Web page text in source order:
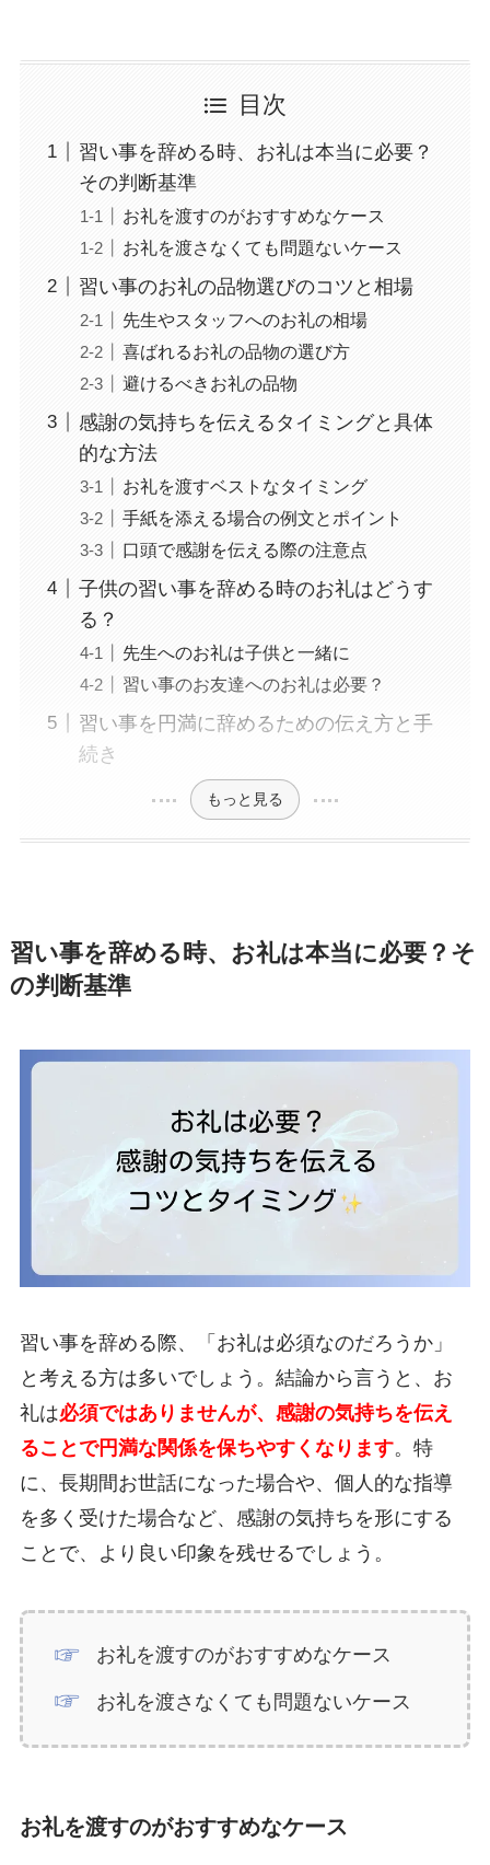
目次
習い事を辞める時、お礼は本当に必要？
その判断基準
お礼を渡すのがおすすめなケース
お礼を渡さなくても問題ないケース
習い事のお礼の品物選びのコツと相場
先生やスタッフへのお礼の相場
喜ばれるお礼の品物の選び方
避けるべきお礼の品物
感謝の気持ちを伝えるタイミングと具体
的な方法
お礼を渡すベストなタイミング
手紙を添える場合の例文とポイント
口頭で感謝を伝える際の注意点
子供の習い事を辞める時のお礼はどうす
る？
先生へのお礼は子供と一緒に
習い事のお友達へのお礼は必要？
習い事を円満に辞めるための伝え方と手
続き
もっと見る
習い事を辞める時、お礼は本当に必要？そ
の判断基準
習い事を辞める際、「お礼は必須なのだろうか」
と考える方は多いでしょう。結論から言うと、お
礼は必須ではありませんが、感謝の気持ちを伝え
ることで円満な関係を保ちやすくなります。特
に、長期間お世話になった場合や、個人的な指導
を多く受けた場合など、感謝の気持ちを形にする
ことで、より良い印象を残せるでしょう。
お礼を渡すのがおすすめなケース
お礼を渡さなくても問題ないケース
お礼を渡すのがおすすめなケース